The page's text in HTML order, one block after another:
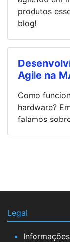
produtos
blog!
Agile na
Como
hardware?
falamos
Legal